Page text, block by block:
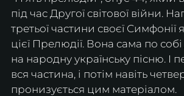
під час Другої світової війни.
третьої частини своєї Симфонії
цієї Прелюдії. Вона сама по
на народну українську пісню. І
вся частина, і потім навіть
пронизується цим матеріалом.